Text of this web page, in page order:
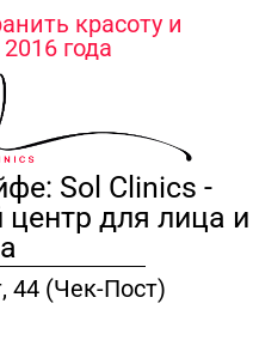
красоту и
года
Sol Clinics -
для лица и
44 (Чек-Пост)